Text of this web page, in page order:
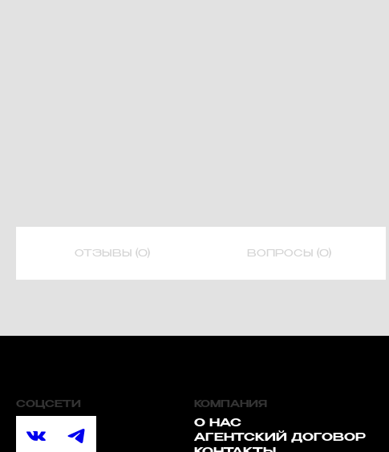
ОТЗЫВЫ (0) ВОПРОСЫ (0)
СОЦСЕТИ КОМПАНИЯ
О НАС
АГЕНТСКИЙ ДОГОВОР